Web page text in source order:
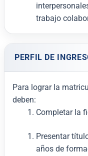
trabajo
PERFIL DE
Para lograr la
deben:
Completar la
Presentar
años de